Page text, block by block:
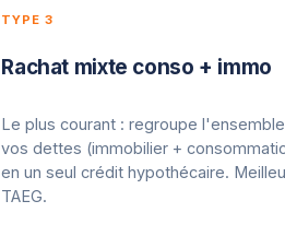
TYPE 3
Rachat mixte conso + immo
Le plus courant : regroupe
vos dettes (immobilier +
en un seul crédit hypothécaire.
TAEG.